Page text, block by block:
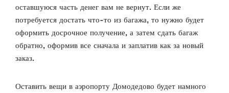
оставшуюся часть денег вам не вернут. Если же
потребуется достать что-то из багажа, то нужно будет
оформить досрочное получение, а затем сдать багаж
обратно, оформив все сначала и заплатив как за новый
заказ.
Оставить вещи в аэропорту Домодедово будет намного